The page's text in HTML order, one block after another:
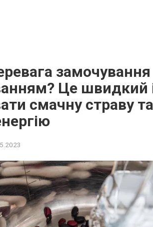
замочування
Це швидкий
смачну страву